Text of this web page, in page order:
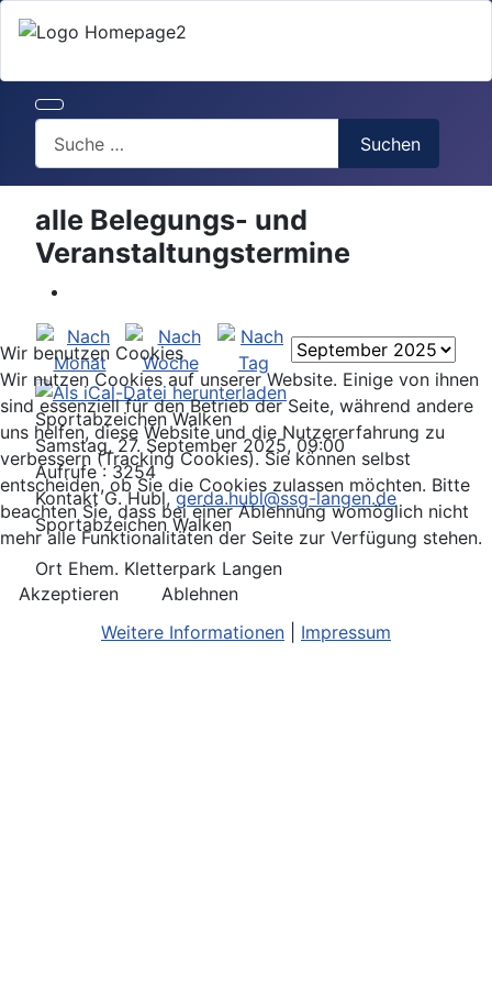
Suchen
alle Belegungs- und
Veranstaltungstermine
Sportabzeichen Walken
Samstag, 27. September 2025, 09:00
Aufrufe: 3254
KontaktG. Hubl,gerda.hubl@ssg-langen.de
Sportabzeichen Walken
Ort Ehem. Kletterpark Langen
Wir benutzen Cookies
Wir nutzen Cookies auf unserer Website. Einige von ihnen
sind essenziell für den Betrieb der Seite, während andere
uns helfen, diese Website und die Nutzererfahrung zu
verbessern (Tracking Cookies). Sie können selbst
entscheiden, ob Sie die Cookies zulassen möchten. Bitte
beachten Sie, dass bei einer Ablehnung womöglich nicht
mehr alle Funktionalitäten der Seite zur Verfügung stehen.
Akzeptieren
Ablehnen
Weitere Informationen
Impressum